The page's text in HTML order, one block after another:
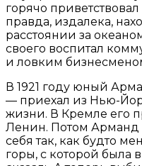
горячо
правда, издалека,
расстоянии за
своего воспитал
и ловким
В 1921 году юный
— приехал из Нью-
жизни. В Кремле его
Ленин. Потом Арманд
себя так, как будто
горы, с которой была